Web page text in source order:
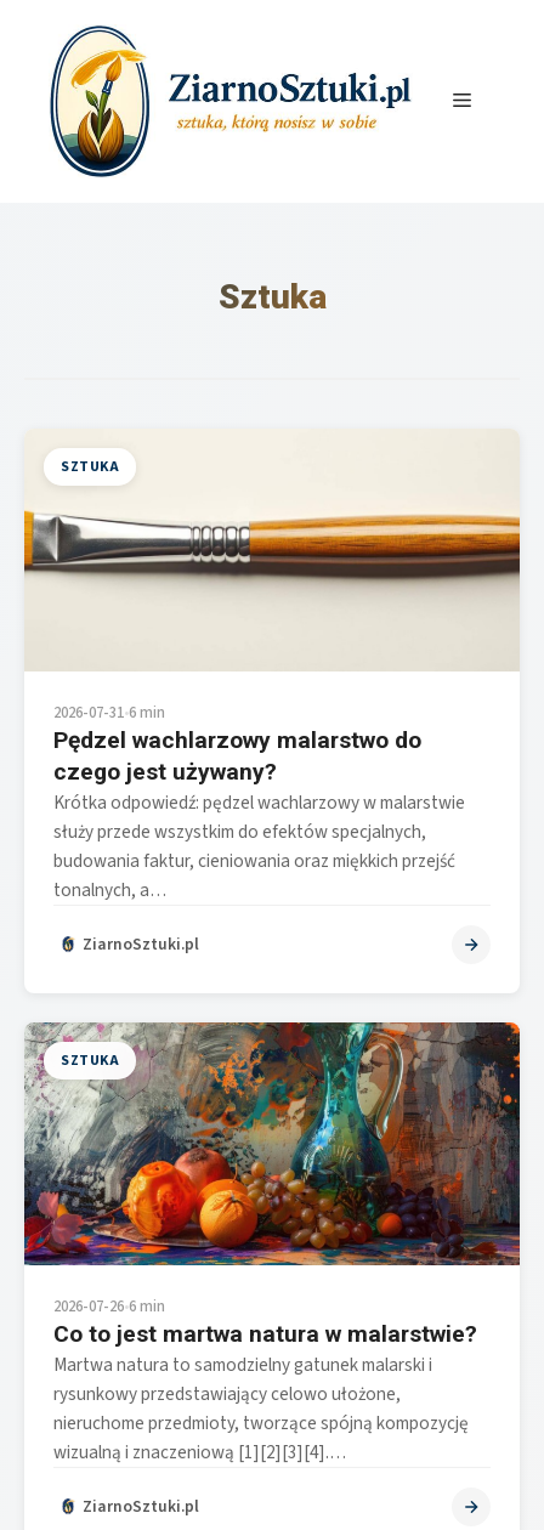
Menu
Sztuka
SZTUKA
2026-07-31•6 min
Pędzel wachlarzowy malarstwo do
czego jest używany?
Krótka odpowiedź: pędzel wachlarzowy w malarstwie
służy przede wszystkim do efektów specjalnych,
budowania faktur, cieniowania oraz miękkich przejść
tonalnych, a…
ZiarnoSztuki.pl
SZTUKA
2026-07-26•6 min
Co to jest martwa natura w malarstwie?
Martwa natura to samodzielny gatunek malarski i
rysunkowy przedstawiający celowo ułożone,
nieruchome przedmioty, tworzące spójną kompozycję
wizualną i znaczeniową [1][2][3][4].…
ZiarnoSztuki.pl